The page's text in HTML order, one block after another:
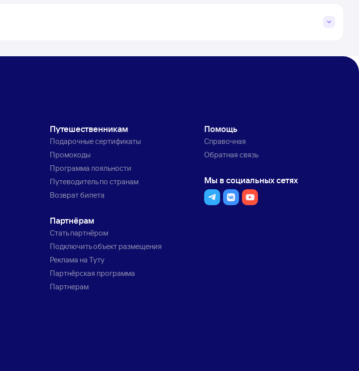
Путешественникам
Подарочные сертификаты
Промокоды
Программа лояльности
Путеводитель по странам
Возврат билета
Партнёрам
Стать партнёром
Подключить объект размещения
Реклама на Туту
Партнёрская программа
Партнерам
Помощь
Справочная
Обратная связь
Мы в социальных сетях